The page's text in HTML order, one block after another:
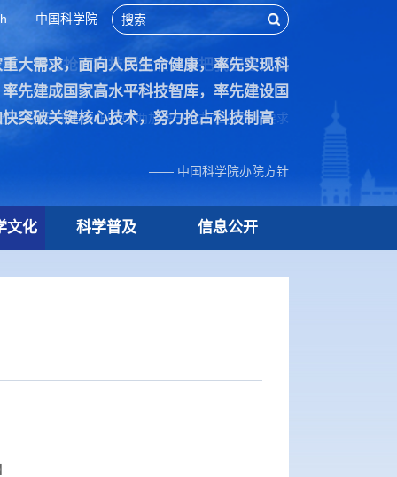
中国科学院
大需求，面向人民生命健康，率先实现科
先建成国家高水平科技智库，率先建设国
突破关键核心技术，努力抢占科技制高
—— 中国科学院办院方针
，努力抢占科技制高点，为把我国建设成
70周年贺信中作出的“两加快一努力”重要指示要求
文化 科学普及 信息公开